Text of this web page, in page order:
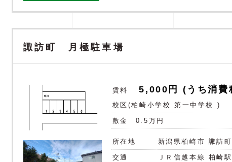
諏訪町 月極駐車場
賃料 5,000円 (うち消費
校区(柏崎小学校 第一中学校 )
敷金 0.5万円
所在地 新潟県柏崎市 諏
交通
ＪＲ信越本線 柏崎駅